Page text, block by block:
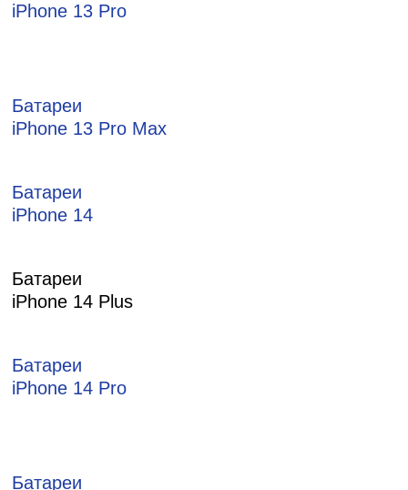
iPhone 13 Pro
Батареи
iPhone 13 Pro Max
Батареи
iPhone 14
Батареи
iPhone 14 Plus
Батареи
iPhone 14 Pro
Батареи